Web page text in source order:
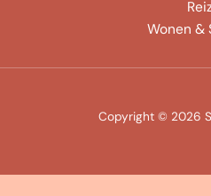
Wonen &
Copyright © 2026